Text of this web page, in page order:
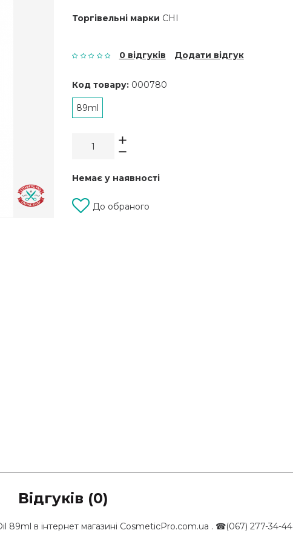
Торгівельні марки CHI
0 відгуків Додати відгук
Код товару: 000780
89ml
Немає у наявності
До обраного
Відгуків (0)
89ml в інтернет магазині CosmeticPro.com.ua . ☎(067) 277-34-44